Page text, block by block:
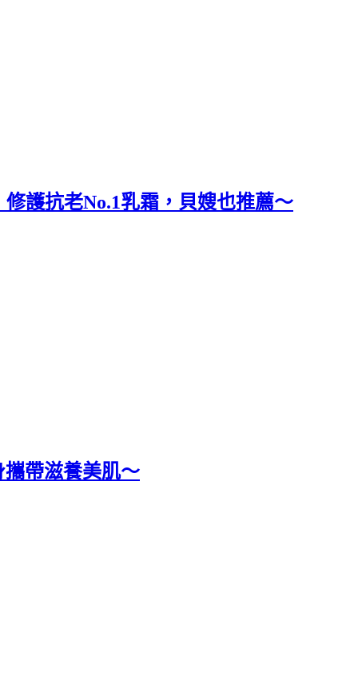
護抗老No.1乳霜，貝嫂也推薦～
攜帶滋養美肌～